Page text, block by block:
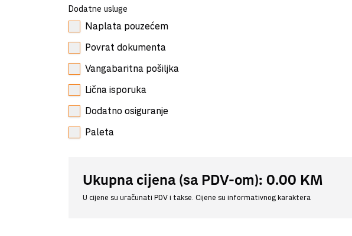
Dodatne usluge
Naplata pouzećem
Povrat dokumenta
Vangabaritna pošiljka
Lična isporuka
Dodatno osiguranje
Paleta
Ukupna cijena (sa PDV-om): 0.00 KM
U cijene su uračunati PDV i takse. Cijene su informativnog karaktera